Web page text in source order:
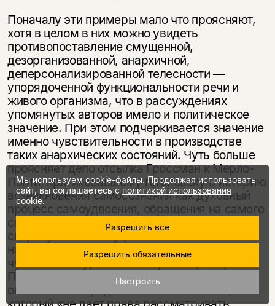
Поначалу эти примеры мало что проясняют,
хотя в целом в них можно увидеть
противопоставление смущенной,
дезорганизованной, анархичной,
деперсонализированной телесности —
упорядоченной функциональности речи и
живого организма, что в рассуждениях
упомянутых авторов имело и политическое
значение. При этом подчеркивается значение
именно чувствительности в производстве
таких анархических состояний. Чуть больше
проясняет дело отсылка Гроссман к Мерло-
Понти, критиковавшему гегелевскую историю
возникновения самосознания как духовный
процесс самоудвоения, обращения на самого
себя, перехода от чувственного к
сверхчувственному (в значении
надчувственного, превосходящего
чувственный уровень восприятий). Мерло-
Понти противопоставляет этому телесный
опыт «особого рода взаимоналожений»,
Мы используем cookie-файлы. Продолжая использовать
сайт, вы соглашаетесь с политикой использования
cookie.
Разрешить все
Разрешить обязательные
Настроить